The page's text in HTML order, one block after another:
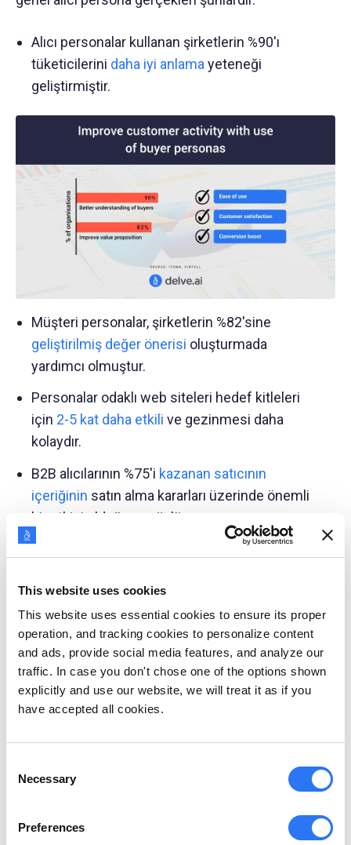
This website uses cookies
This website uses essential cookies to ensure its proper
operation, and tracking cookies to personalize content
and ads, provide social media features, and analyze our
traffic. In case you don't chose one of the options shown
explicitly and use our website, we will treat it as if you
have accepted all cookies.
Selection
Necessary
Preferences
Alıcı personalar kullanan şirketlerin %90'ı
tüketicilerini daha iyi anlama yeteneği
geliştirmiştir.
Müşteri personalar, şirketlerin %82'sine
geliştirilmiş değer önerisi oluşturmada
yardımcı olmuştur.
Personalar odaklı web siteleri hedef kitleleri
için 2-5 kat daha etkili ve gezinmesi daha
kolaydır.
B2B alıcılarının %75'i kazanan satıcının
içeriğinin satın alma kararları üzerinde önemli
bir etkisi olduğunu söylüyor.
%20 daha yüksek
dönüşüm oranı artışı sağlar.
Yüksek performanslı şirketler, müşteri
personalarının satın alma tercihlerini dahil
etme, motivasyonlarını araştırma ve korkularını
ve zorluklarını anlama konusundayaklaşık 2
kat daha fazla olasılığa sahiptir.
Alıcıların %48'ibelirli ihtiyaçlarına yönelik
çözüm sağlayıcılarını seçme
eğilimindedir.
Personalar tabanlı içerik, soğuk potansiyel